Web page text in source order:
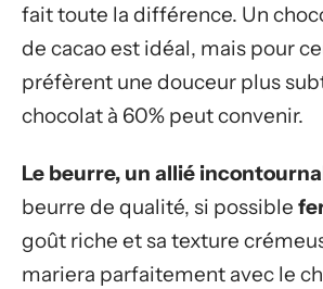
fait toute la différence. Un
de cacao est idéal, mais pour
préfèrent une douceur plus
chocolat à 60% peut convenir.
Le beurre, un allié
beurre de qualité, si possible
goût riche et sa texture
mariera parfaitement avec le